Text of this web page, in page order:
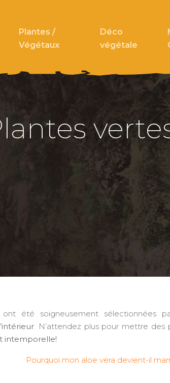
Plantes /
Végétaux
Déco
végétale
été soigneusement sélectionnées
. N’attendez plus pour mettre des
intemporelle!
Pourquoi mon aloe vera devient-il